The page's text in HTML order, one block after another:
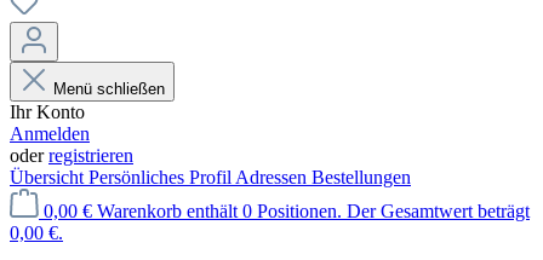
Menü schließen
Ihr Konto
Anmelden
oderregistrieren
Übersicht Persönliches Profil Adressen Bestellungen
0,00 € Warenkorb enthält 0 Positionen. Der Gesamtwert beträgt
0,00 €.